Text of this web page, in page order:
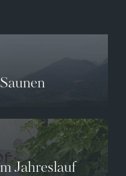
Jahreslauf